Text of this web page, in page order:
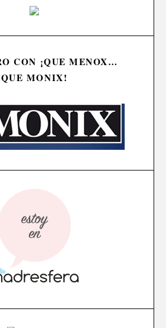
CON ¡QUE MENOX…
QUE MONIX!